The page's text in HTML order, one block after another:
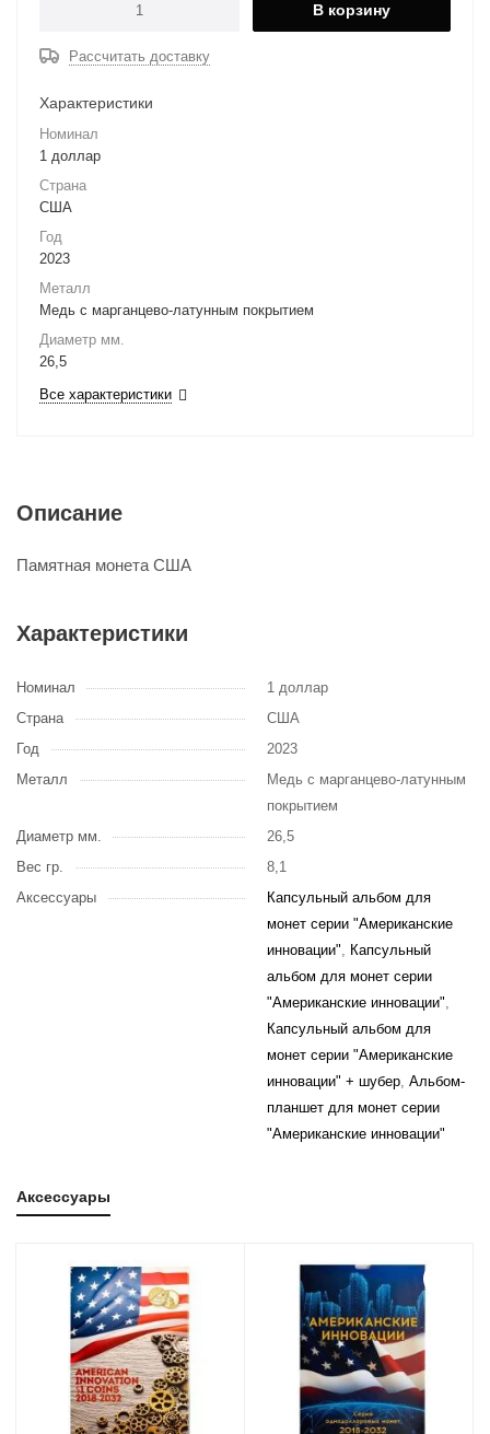
В корзину
Рассчитать доставку
Характеристики
Номинал
1 доллар
Страна
США
Год
2023
Металл
Медь с марганцево-латунным покрытием
Диаметр мм.
26,5
Все характеристики
Описание
Памятная монета США
Характеристики
Номинал
1 доллар
Страна
США
Год
2023
Металл
Медь с марганцево-латунным
покрытием
Диаметр мм.
26,5
Вес гр.
8,1
Аксессуары
Капсульный альбом для
монет серии "Американские
инновации", Капсульный
альбом для монет серии
"Американские инновации",
Капсульный альбом для
монет серии "Американские
инновации" + шубер, Альбом-
планшет для монет серии
"Американские инновации"
Аксессуары